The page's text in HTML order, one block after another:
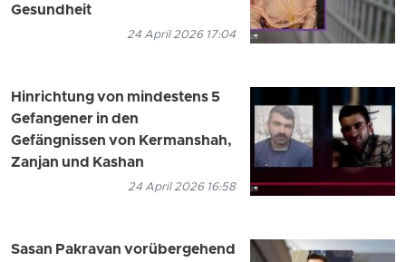
Gesundheit
24 April 2026 17:04
Hinrichtung von mindestens 5
Gefangener in den
Gefängnissen von Kermanshah,
Zanjan und Kashan
24 April 2026 16:58
Sasan Pakravan vorübergehend